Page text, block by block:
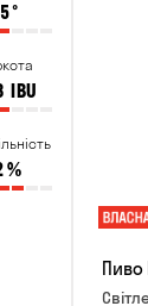
°
IBU
%
Пиво